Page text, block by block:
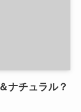
ナチュラル？